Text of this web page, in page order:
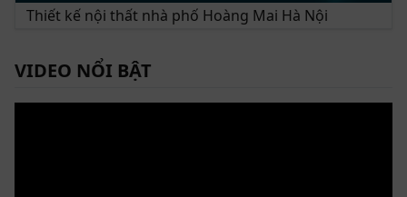
Thiết kế nội thất nhà phố Hoàng Mai Hà Nội
VIDEO NỔI BẬT